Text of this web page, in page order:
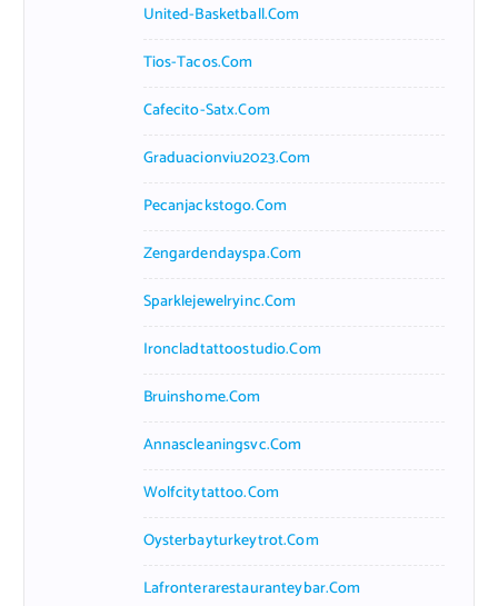
United-Basketball.com
Tios-Tacos.com
Cafecito-Satx.com
Graduacionviu2023.com
Pecanjackstogo.com
Zengardendayspa.com
Sparklejewelryinc.com
Ironcladtattoostudio.com
Bruinshome.com
Annascleaningsvc.com
Wolfcitytattoo.com
Oysterbayturkeytrot.com
Lafronterarestauranteybar.com